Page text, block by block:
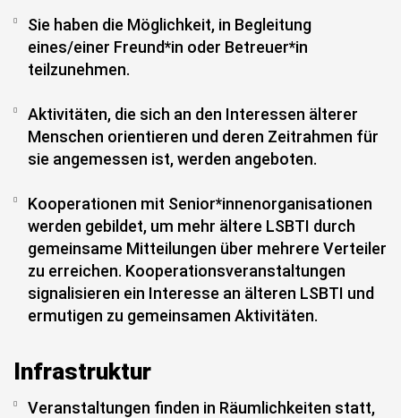
Sie haben die Möglichkeit, in Begleitung
eines/einer Freund*in oder Betreuer*in
teilzunehmen.
Aktivitäten, die sich an den Interessen älterer
Menschen orientieren und deren Zeitrahmen für
sie angemessen ist, werden angeboten.
Kooperationen mit Senior*innenorganisationen
werden gebildet, um mehr ältere LSBTI durch
gemeinsame Mitteilungen über mehrere Verteiler
zu erreichen. Kooperationsveranstaltungen
signalisieren ein Interesse an älteren LSBTI und
ermutigen zu gemeinsamen Aktivitäten.
Infrastruktur
Veranstaltungen finden in Räumlichkeiten statt,